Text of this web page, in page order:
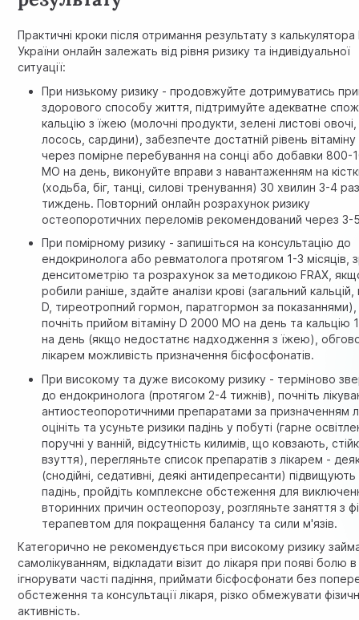
Практичні кроки після отримання результату з калькулятора
України онлайн залежать від рівня ризику та індивідуальної
ситуації:
При низькому ризику - продовжуйте дотримуватись
здорового способу життя, підтримуйте адекватне
кальцію з їжею (молочні продукти, зелені листові овочі,
лосось, сардини), забезпечте достатній рівень вітаміну
через помірне перебування на сонці або добавки 800-
МО на день, виконуйте вправи з навантаженням на
(ходьба, біг, танці, силові тренування) 30 хвилин 3-4
тиждень. Повторний онлайн розрахунок ризику
остеопоротичних переломів рекомендований через 3-
При помірному ризику - запишіться на консультацію до
ендокринолога або ревматолога протягом 1-3 місяців,
денситометрію та розрахунок за методикою FRAX,
робили раніше, здайте аналізи крові (загальний кальцій,
D, тиреотропний гормон, паратгормон за показаннями),
почніть прийом вітаміну D 2000 МО на день та кальцію
на день (якщо недостатнє надходження з їжею),
лікарем можливість призначення бісфосфонатів.
При високому та дуже високому ризику - терміново
до ендокринолога (протягом 2-4 тижнів), почніть
антиостеопоротичними препаратами за призначенням
оцініть та усуньте ризики падінь у побуті (гарне
поручні у ванній, відсутність килимів, що ковзають,
взуття), перегляньте список препаратів з лікарем -
(снодійні, седативні, деякі антидепресанти) підвищують
падінь, пройдіть комплексне обстеження для
вторинних причин остеопорозу, розгляньте заняття з
терапевтом для покращення балансу та сили м'язів.
Категорично не рекомендується при високому ризику
самолікуванням, відкладати візит до лікаря при появі болю в
ігнорувати часті падіння, приймати бісфосфонати без
обстеження та консультації лікаря, різко обмежувати
активність.